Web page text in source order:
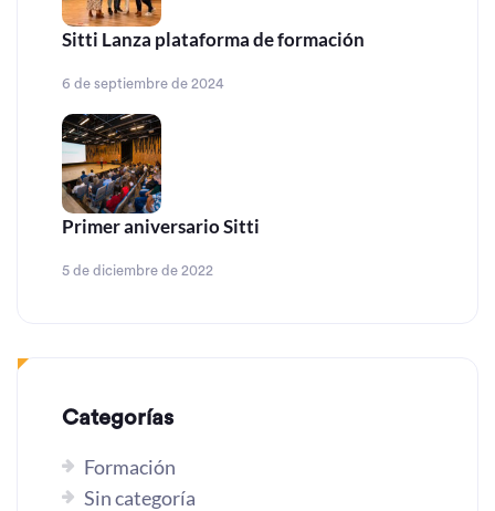
Sitti Lanza plataforma de formación
6 de septiembre de 2024
Primer aniversario Sitti
5 de diciembre de 2022
Categorías
Formación
Sin categoría